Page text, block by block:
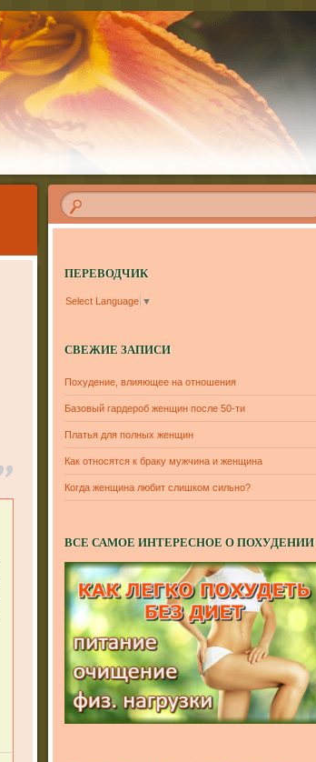
ПЕРЕВОДЧИК
Select Language ▼
СВЕЖИЕ ЗАПИСИ
Похудение, влияющее на отношения
Базовый гардероб женщин после 50-ти
Платья для полных женщин
Как относятся к браку мужчина и женщина
Когда женщина любит слишком сильно?
ВСЕ САМОЕ ИНТЕРЕСНОЕ О ПОХУДЕНИИ